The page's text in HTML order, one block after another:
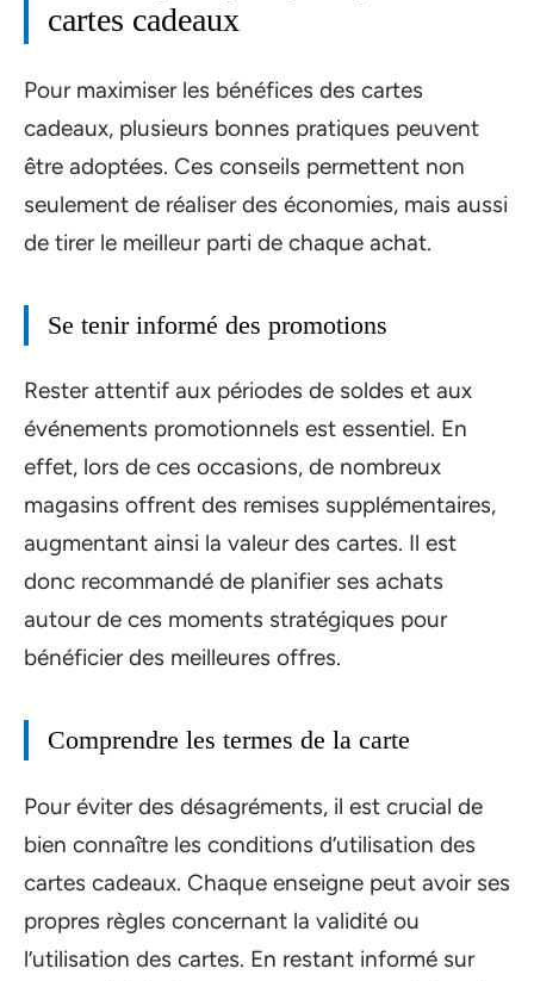
cartes cadeaux
Pour maximiser les bénéfices des cartes
cadeaux, plusieurs bonnes pratiques peuvent
être adoptées. Ces conseils permettent non
seulement de réaliser des économies, mais aussi
de tirer le meilleur parti de chaque achat.
Se tenir informé des promotions
Rester attentif aux périodes de soldes et aux
événements promotionnels est essentiel. En
effet, lors de ces occasions, de nombreux
magasins offrent des remises supplémentaires,
augmentant ainsi la valeur des cartes. Il est
donc recommandé de planifier ses achats
autour de ces moments stratégiques pour
bénéficier des meilleures offres.
Comprendre les termes de la carte
Pour éviter des désagréments, il est crucial de
bien connaître les conditions d’utilisation des
cartes cadeaux. Chaque enseigne peut avoir ses
propres règles concernant la validité ou
l’utilisation des cartes. En restant informé sur